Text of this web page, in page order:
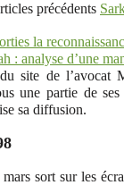
précédents
la
: analyse d’une
site de l’avocat
une partie de
sa diffusion.
sort sur les